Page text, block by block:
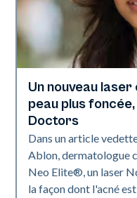
Dermatologie | Neo
Un nouveau
peau plus
Doctors
Dans un article
Ablon, dermatologue
Neo Elite®, un laser
la façon dont l'acné